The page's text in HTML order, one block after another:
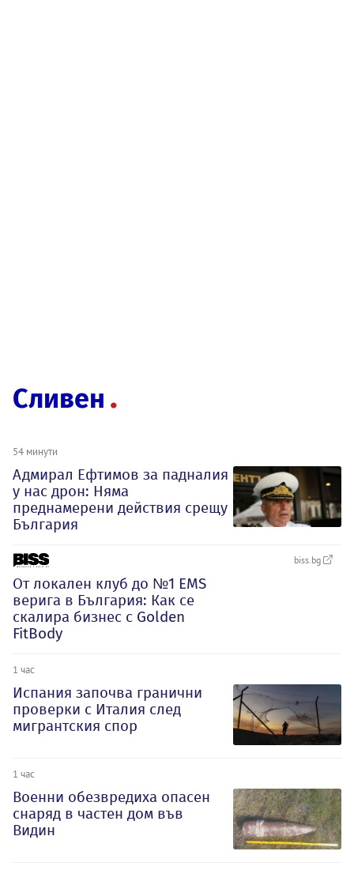
Сливен
54 минути
Адмирал Ефтимов за падналия
у нас дрон: Няма
преднамерени действия срещу
България
biss.bg
От локален клуб до №1 EMS
верига в България: Как се
скалира бизнес с Golden
FitBody
1 час
Испания започва гранични
проверки с Италия след
мигрантския спор
1 час
Военни обезвредиха опасен
снаряд в частен дом във
Видин